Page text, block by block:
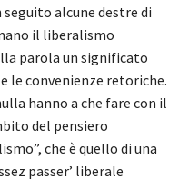
alcune destre di
il liberalismo
parola un significato
le convenienze retoriche.
hanno a che fare con il
del pensiero
che è quello di una
passer’ liberale